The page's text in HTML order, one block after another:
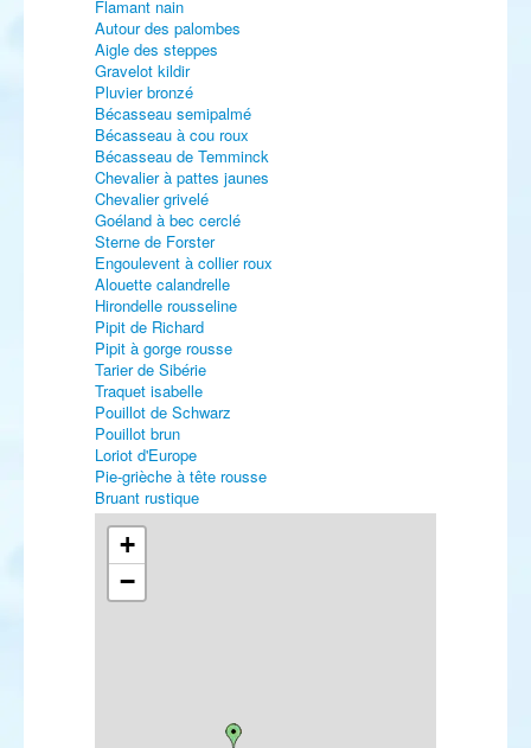
Flamant nain
Autour des palombes
Aigle des steppes
Gravelot kildir
Pluvier bronzé
Bécasseau semipalmé
Bécasseau à cou roux
Bécasseau de Temminck
Chevalier à pattes jaunes
Chevalier grivelé
Goéland à bec cerclé
Sterne de Forster
Engoulevent à collier roux
Alouette calandrelle
Hirondelle rousseline
Pipit de Richard
Pipit à gorge rousse
Tarier de Sibérie
Traquet isabelle
Pouillot de Schwarz
Pouillot brun
Loriot d'Europe
Pie-grièche à tête rousse
Bruant rustique
Bruant nain
+
−